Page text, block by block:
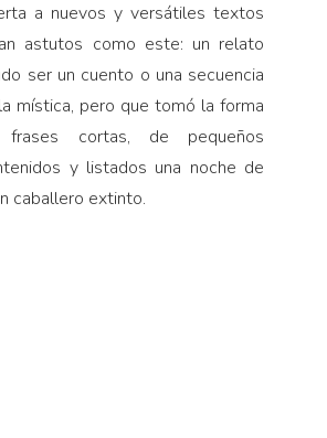
a nuevos y versátiles textos
astutos como este: un relato
ser un cuento o una secuencia
mística, pero que tomó la forma
cortas, de pequeños
y listados una noche de
caballero extinto.